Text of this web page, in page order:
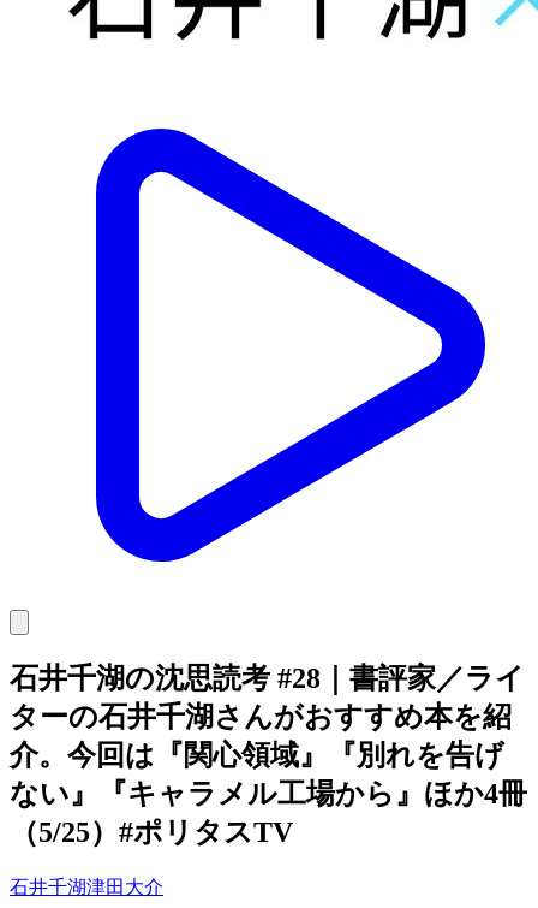
石井千湖の沈思読考 #28｜書評家／ライ
ターの石井千湖さんがおすすめ本を紹
介。今回は『関心領域』『別れを告げ
ない』『キャラメル工場から』ほか4冊
（5/25）#ポリタスTV
石井千湖津田大介